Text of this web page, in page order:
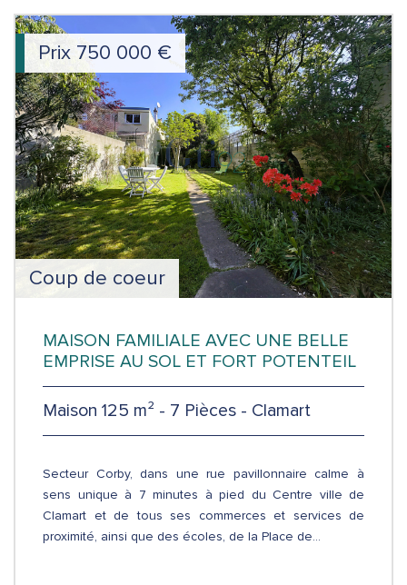
Coup de coeur
Prix 750 000 €
MAISON FAMILIALE AVEC UNE BELLE
EMPRISE AU SOL ET FORT POTENTEIL
Maison 125 m² - 7 Pièces - Clamart
Secteur Corby, dans une rue pavillonnaire calme à
sens unique à 7 minutes à pied du Centre ville de
Clamart et de tous ses commerces et services de
proximité, ainsi que des écoles, de la Place de...